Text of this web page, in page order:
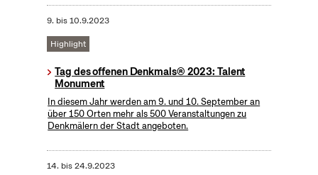
9. bis10.9.2023
Highlight
Tag des offenen Denkmals® 2023: Talent
Monument
In diesem Jahr werden am 9. und 10. September an
über 150 Orten mehr als 500 Veranstaltungen zu
Denkmälern der Stadt angeboten.
14. bis24.9.2023